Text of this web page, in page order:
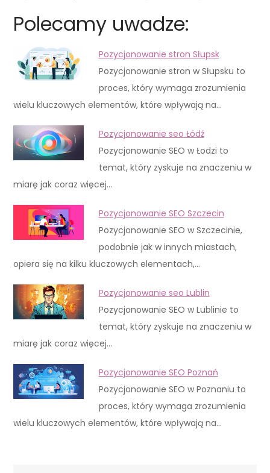
Polecamy uwadze:
Pozycjonowanie stron Słupsk
Pozycjonowanie stron w Słupsku to
proces, który wymaga zrozumienia
wielu kluczowych elementów, które wpływają na…
Pozycjonowanie seo Łódź
Pozycjonowanie SEO w Łodzi to
temat, który zyskuje na znaczeniu w
miarę jak coraz więcej…
Pozycjonowanie SEO Szczecin
Pozycjonowanie SEO w Szczecinie,
podobnie jak w innych miastach,
opiera się na kilku kluczowych elementach,…
Pozycjonowanie seo Lublin
Pozycjonowanie SEO w Lublinie to
temat, który zyskuje na znaczeniu w
miarę jak coraz więcej…
Pozycjonowanie SEO Poznań
Pozycjonowanie SEO w Poznaniu to
proces, który wymaga zrozumienia
wielu kluczowych elementów, które wpływają na…